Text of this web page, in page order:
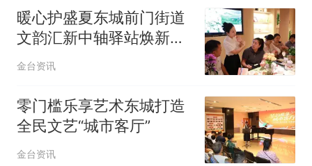
暖心护盛夏东城前门街道
文韵汇新中轴驿站焕新启
用
金台资讯
零门槛乐享艺术东城打造
全民文艺“城市客厅”
金台资讯